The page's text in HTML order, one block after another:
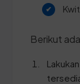
Berikut